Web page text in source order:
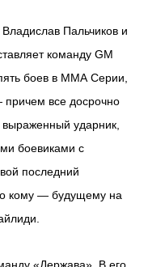
Пальчиков и
команду GM
боев в ММА Серии,
все досрочно
ударник,
боевиками с
последний
кому — будущему на